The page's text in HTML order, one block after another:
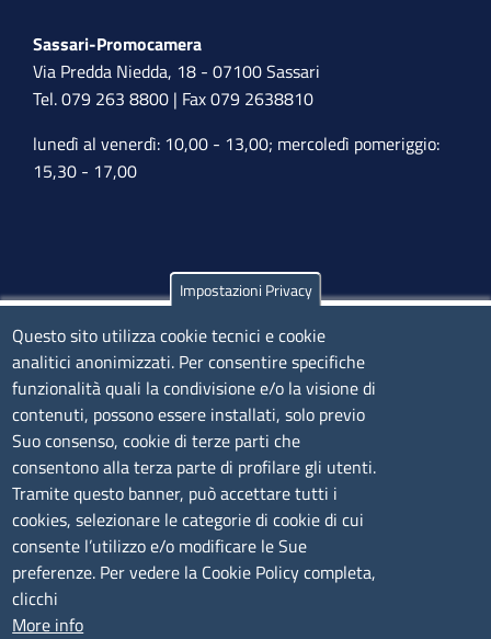
Sassari-Promocamera
Via Predda Niedda, 18 - 07100 Sassari
Tel. 079 263 8800 | Fax 079 2638810
lunedì al venerdì: 10,00 - 13,00; mercoledì pomeriggio:
15,30 - 17,00
Olbia
Via Nanni 43 - 07026 Olbia
Tel. 0789 66122 | 0789 69580
mail:ufficio.olbia@ss.camcom.it
lunedì al venerdì: 9,00 - 12,00; lunedì pomeriggio: 16,00
- 17,00
CONTATTI
Camera di Commercio, Industria, Artigianato e
Agricoltura di Sassari
Impostazioni Privacy
Questo sito utilizza cookie tecnici e cookie
analitici anonimizzati. Per consentire specifiche
funzionalità quali la condivisione e/o la visione di
contenuti, possono essere installati, solo previo
Suo consenso, cookie di terze parti che
consentono alla terza parte di profilare gli utenti.
Tramite questo banner, può accettare tutti i
cookies, selezionare le categorie di cookie di cui
consente l’utilizzo e/o modificare le Sue
preferenze. Per vedere la Cookie Policy completa,
clicchi
More info